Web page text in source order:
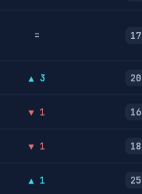
= 17
▲ 3 20
▼ 1 16
▼ 1 18
▲ 1 25